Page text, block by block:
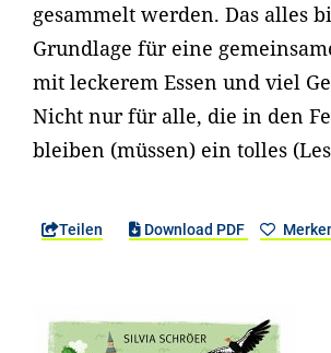
gesammelt werden. Das alles
Grundlage für eine
mit leckerem Essen und viel
Nicht nur für alle, die in den
bleiben (müssen) ein tolles
Teilen Download PDF